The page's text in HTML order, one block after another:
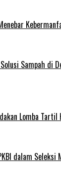
Sampah di
Lomba
dalam